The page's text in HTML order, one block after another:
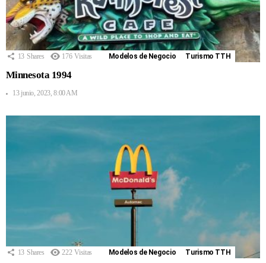
13 Shares 176 Visitas Modelos de Negocio Turismo TTH
Minnesota 1994
13 junio, 2023, 8:00 AM
13 Shares 222 Visitas Modelos de Negocio Turismo TTH